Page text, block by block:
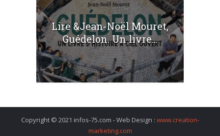
Lire &Jean-Noël Mouret,
Guédelon. Un livre...
Copyright © 2021 infos-75.com - Web Design : www.creation-
marketing.com